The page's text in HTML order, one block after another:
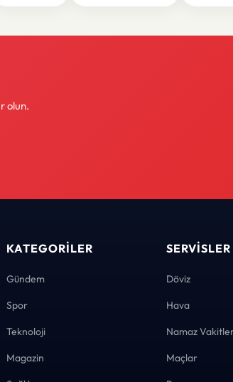
olun.
KATEGORILER
Gündem
Spor
Teknoloji
Magazin
SERVISLER
Döviz
Hava
Namaz
Maçlar